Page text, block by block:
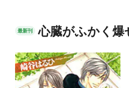
最新刊 心臓がふかく爆